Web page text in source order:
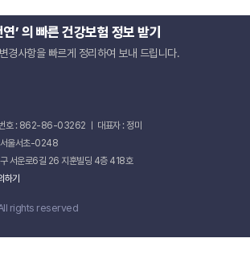
’ 의 빠른 건강보험 정보 받기
경사항을 빠르게 정리하여 보내 드립니다.
번호 : 862-86-03262 ㅣ 대표자 : 정미
울서초-0248
서운로6길 26 지훈빌딩 4층 418호
하기
rights reserved